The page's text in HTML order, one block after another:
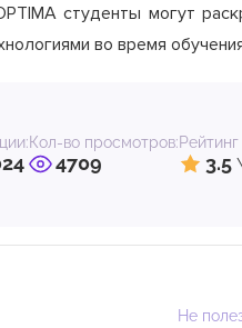
студенты могут
во время
Кол-во просмотров:
4709
Рейтинг
3.5
Не